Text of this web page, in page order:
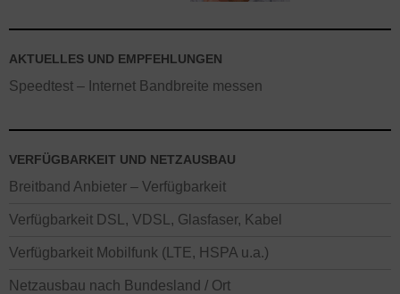
AKTUELLES UND EMPFEHLUNGEN
Speedtest – Internet Bandbreite messen
VERFÜGBARKEIT UND NETZAUSBAU
Breitband Anbieter – Verfügbarkeit
Verfügbarkeit DSL, VDSL, Glasfaser, Kabel
Verfügbarkeit Mobilfunk (LTE, HSPA u.a.)
Netzausbau nach Bundesland / Ort